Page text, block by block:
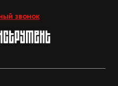
звонок